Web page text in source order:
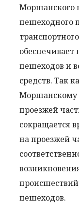
Моршанского
пешеходного
пешеходов и
средств. Так
Моршанскому
проезжей
сокращается
на проезжей
пешеходов.